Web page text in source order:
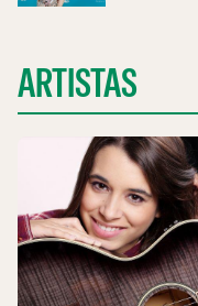
ARTISTAS